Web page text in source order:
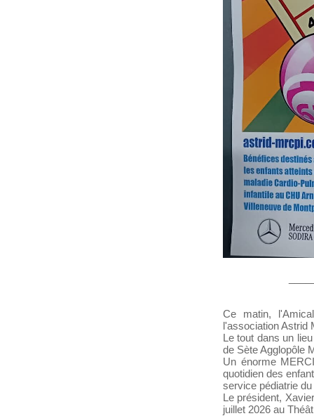
Ce matin,
l'association Astrid
Le tout dans un
de Sète Agglopôle
Un énorme
quotidien des
service pédiatrie
Le président,
juillet 2026 au